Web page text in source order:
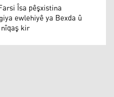
Îsa pêşxistina
ewlehiyê ya Bexda û
kir